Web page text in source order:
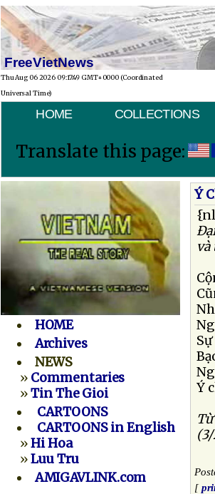
FreeVietNews
Thu Aug 06 2026 09:17:49 GMT+0000 (Coordinated
Universal Time)
HOME COLLECTIONS
Translate this page:
HOME
Archives
NEWS
» Commentaries
»Tin The Gioi
CARTOONS
CARTOONS in English
»Hi Hoa
»Luu Tru
AMIGAVLINK.com
Ý
và
Ý
[